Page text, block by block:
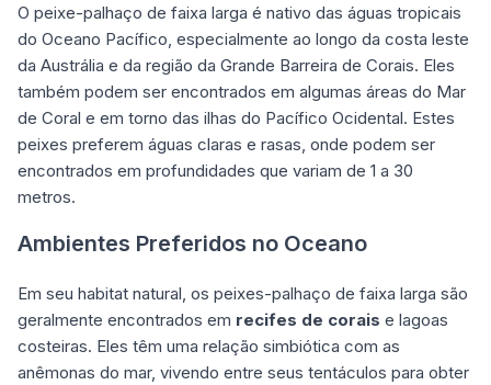
O peixe-palhaço de faixa larga é nativo das águas tropicais
do Oceano Pacífico, especialmente ao longo da costa leste
da Austrália e da região da Grande Barreira de Corais. Eles
também podem ser encontrados em algumas áreas do Mar
de Coral e em torno das ilhas do Pacífico Ocidental. Estes
peixes preferem águas claras e rasas, onde podem ser
encontrados em profundidades que variam de 1 a 30
metros.
Ambientes Preferidos no Oceano
Em seu habitat natural, os peixes-palhaço de faixa larga são
geralmente encontrados em recifes de corais e lagoas
costeiras. Eles têm uma relação simbiótica com as
anêmonas do mar, vivendo entre seus tentáculos para obter